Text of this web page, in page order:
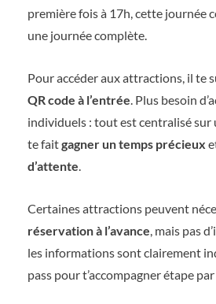
première fois à 17h, cette journée
une journée complète.
Pour accéder aux attractions, il te
QR code à l’entrée. Plus besoin
individuels : tout est centralisé sur
te faitgagner un temps précieux
d’attente.
Certaines attractions peuvent
réservation à l’avance, mais pas
les informations sont clairement
pass pour t’accompagner étape